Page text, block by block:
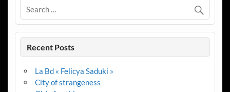
Recent Posts
La Bd « Felicya Saduki »
City of strangeness